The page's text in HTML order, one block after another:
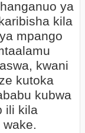
ya
kila
mpango
kwani
kutoka
kubwa
ili kila